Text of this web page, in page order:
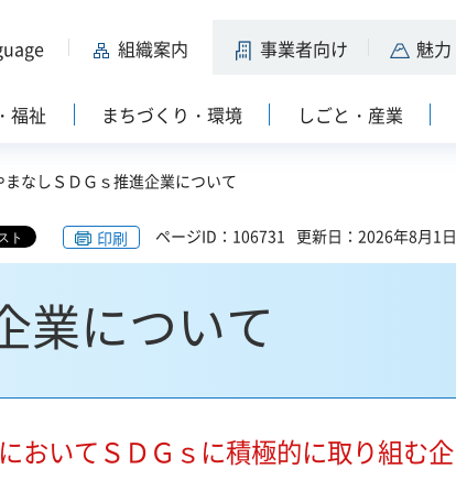
組織案内 事業者向け 魅力
福祉 まちづくり・環境 しごと・産業
まなしＳＤＧｓ推進企業について
印刷 ページID：106731 更新日：2026年8月1日
業について
おいてＳＤＧｓに積極的に取り組む企